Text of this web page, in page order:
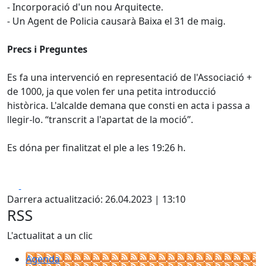
- Incorporació d'un nou Arquitecte.
- Un Agent de Policia causarà Baixa el 31 de maig.
Precs i Preguntes
Es fa una intervenció en representació de l'Associació +
de 1000, ja que volen fer una petita introducció
històrica. L'alcalde demana que consti en acta i passa a
llegir-lo. “transcrit a l'apartat de la moció”.
Es dóna per finalitzat el ple a les 19:26 h.
Darrera actualització: 26.04.2023 | 13:10
RSS
L'actualitat a un clic
Agenda